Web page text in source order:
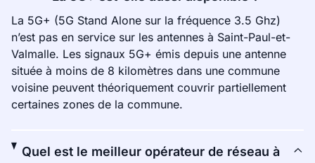
La 5G+ (5G Stand Alone sur la fréquence 3.5 Ghz)
n’est pas en service sur les antennes à Saint-Paul-et-
Valmalle. Les signaux 5G+ émis depuis une antenne
située à moins de 8 kilomètres dans une commune
voisine peuvent théoriquement couvrir partiellement
certaines zones de la commune.
Quel est le meilleur opérateur de réseau à